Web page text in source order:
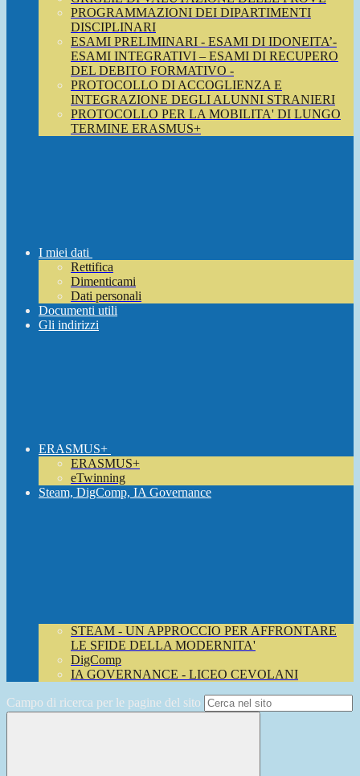
PROGRAMMAZIONI DEI DIPARTIMENTI
DISCIPLINARI
ESAMI PRELIMINARI - ESAMI DI IDONEITA’-
ESAMI INTEGRATIVI – ESAMI DI RECUPERO
DEL DEBITO FORMATIVO -
PROTOCOLLO DI ACCOGLIENZA E
INTEGRAZIONE DEGLI ALUNNI STRANIERI
PROTOCOLLO PER LA MOBILITA' DI LUNGO
TERMINE ERASMUS+
I miei dati
Rettifica
Dimenticami
Dati personali
Documenti utili
Gli indirizzi
ERASMUS+
ERASMUS+
eTwinning
Steam, DigComp, IA Governance
STEAM - UN APPROCCIO PER AFFRONTARE
LE SFIDE DELLA MODERNITA'
DigComp
IA GOVERNANCE - LICEO CEVOLANI
Campo di ricerca per le pagine del sito